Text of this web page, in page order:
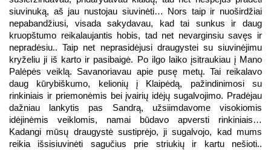
siuvinuką, aš jau nustojau siuvinėti… Nors taip ir nuoširdžiai
nepabandžiusi, visada sakydavau, kad tai sunkus ir daug
kruopštumo reikalaujantis hobis, tad net nevarginsiu savęs ir
nepradėsiu.. Taip net neprasidėjusi draugystei su siuvinėjimu
kryželiu ji iš karto ir pasibaigė. Po ilgo laiko įsitraukiau į Mano
Palėpės veiklą. Savanoriavau apie pusę metų. Tai reikalavo
daug kūrybiškumo, kelionių į Klaipėdą, pažindinimosi su
rinkiniais ir priemonėmis bei įvairių idėjų sugalvojimo. Pradėjau
dažniau lankytis pas Sandrą, užsiimdavome visokiomis
idėjinėmis veiklomis, namai būdavo apversti rinkiniais…
Kadangi mūsų draugystė sustiprėjo, ji sugalvojo, kad mums
reikia išsisiuvinėti sagučius prie striukių ir kartu nešioti..